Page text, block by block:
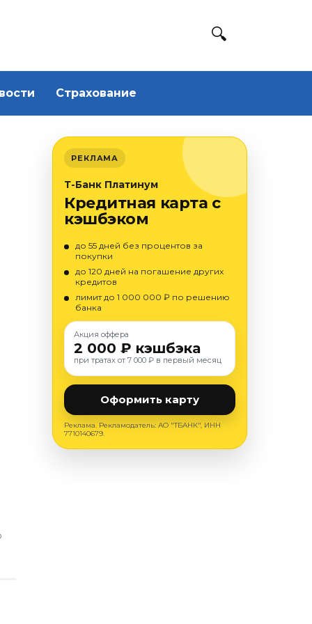
Страхование
РЕКЛАМА
Т-Банк Платинум
Кредитная карта с
кэшбэком
до 55 дней без процентов за
покупки
до 120 дней на погашение других
кредитов
лимит до 1 000 000 ₽ по решению
банка
Акция оффера
2 000 ₽ кэшбэка
при тратах от 7 000 ₽ в первый месяц
Оформить карту
Реклама. Рекламодатель: АО "ТБАНК", ИНН
7710140679.